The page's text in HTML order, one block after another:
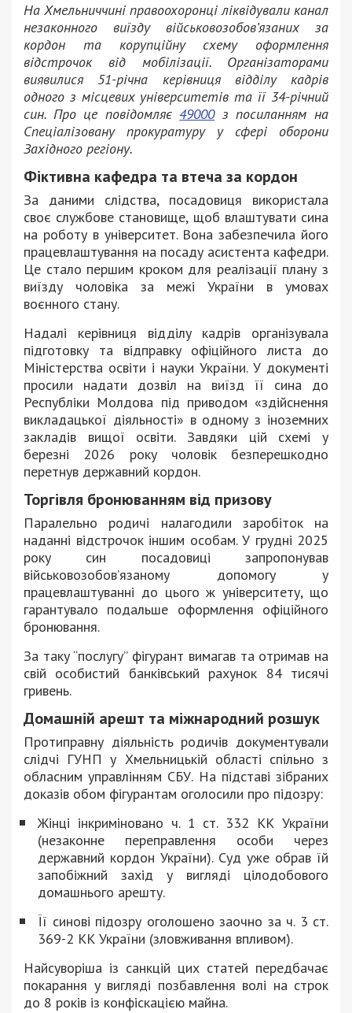
На Хмельниччині правоохоронці ліквідували канал
незаконного виїзду військовозобов’язаних за
кордон та корупційну схему оформлення
відстрочок від мобілізації. Організаторами
виявилися 51-річна керівниця відділу кадрів
одного з місцевих університетів та її 34-річний
син. Про це повідомляє49000з посиланням на
Спеціалізовану прокуратуру у сфері оборони
Західного регіону.
Фіктивна кафедра та втеча за кордон
За даними слідства, посадовиця використала
своє службове становище, щоб влаштувати сина
на роботу в університет. Вона забезпечила його
працевлаштування на посаду асистента кафедри.
Це стало першим кроком для реалізації плану з
виїзду чоловіка за межі України в умовах
воєнного стану.
Надалі керівниця відділу кадрів організувала
підготовку та відправку офіційного листа до
Міністерства освіти і науки України. У документі
просили надати дозвіл на виїзд її сина до
Республіки Молдова під приводом «здійснення
викладацької діяльності» в одному з іноземних
закладів вищої освіти. Завдяки цій схемі у
березні 2026 року чоловік безперешкодно
перетнув державний кордон.
Торгівля бронюванням від призову
Паралельно родичі налагодили заробіток на
наданні відстрочок іншим особам. У грудні 2025
року син посадовиці запропонував
військовозобов’язаному допомогу у
працевлаштуванні до цього ж університету, що
гарантувало подальше оформлення офіційного
бронювання.
За таку “послугу” фігурант вимагав та отримав на
свій особистий банківський рахунок 84 тисячі
гривень.
Домашній арешт та міжнародний розшук
Протиправну діяльність родичів документували
слідчі ГУНП у Хмельницькій області спільно з
обласним управлінням СБУ. На підставі зібраних
доказів обом фігурантам оголосили про підозру:
Жінці інкриміновано ч. 1 ст. 332 КК України
(незаконне переправлення особи через
державний кордон України). Суд уже обрав їй
запобіжний захід у вигляді цілодобового
домашнього арешту.
Її синові підозру оголошено заочно за ч. 3 ст.
369-2 КК України (зловживання впливом).
Найсуворіша із санкцій цих статей передбачає
покарання у вигляді позбавлення волі на строк
до 8 років із конфіскацією майна.